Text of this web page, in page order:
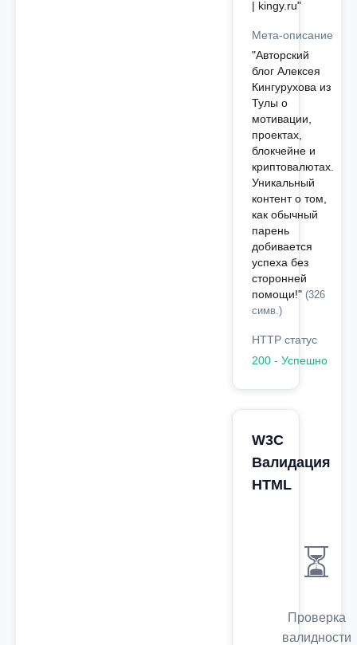
| kingy.ru"
Мета-описание
"Авторский
блог Алексея
Кингурухова из
Тулы о
мотивации,
проектах,
блокчейне и
криптовалютах.
Уникальный
контент о том,
как обычный
парень
добивается
успеха без
сторонней
помощи!" (326
симв.)
HTTP статус
200 - Успешно
W3C
Валидация
HTML
⏳
Проверка
валидности